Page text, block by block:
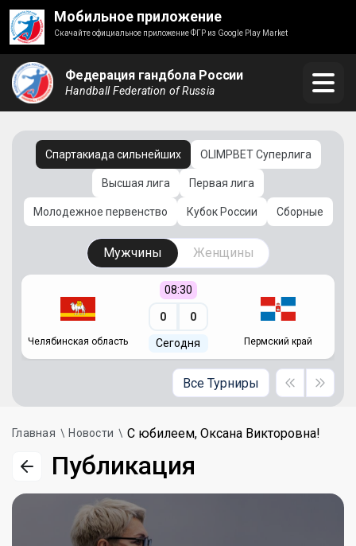
Мобильное приложение
Скачайте официальное приложение ФГР из Google Play Market
Федерация гандбола России
Handball Federation of Russia
Спартакиада сильнейших OLIMPBET Суперлига
Высшая лига Первая лига
Молодежное первенство Кубок России Сборные
Мужчины Женщины
Челябинская область
08:30
0 0
Сегодня Пермский край
Все Турниры
Главная Новости С юбилеем, Оксана Викторовна!
Публикация